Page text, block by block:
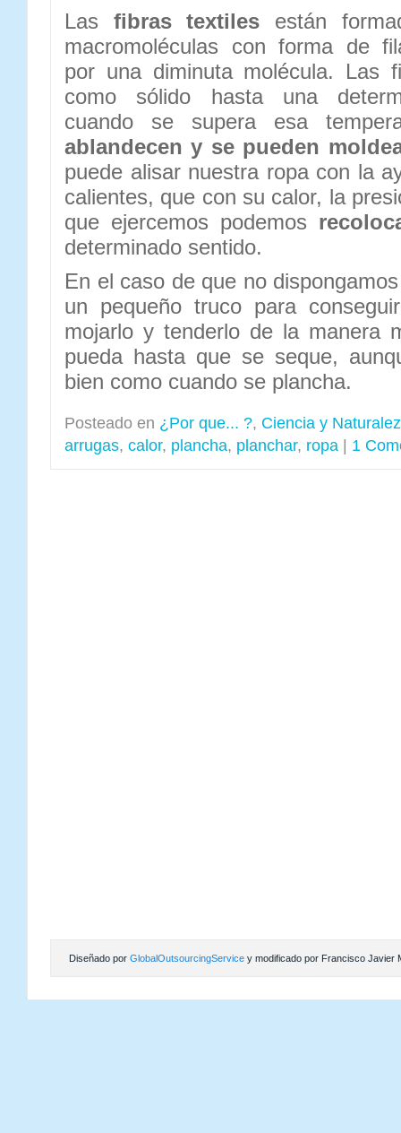
Las fibras textiles están
macromoléculas con forma de
por una diminuta molécula. Las
como sólido hasta una
cuando se supera esa
ablandecen y se pueden
puede alisar nuestra ropa con la
calientes, que con su calor, la
que ejercemos podemos
determinado sentido.
En el caso de que no
un pequeño truco para
mojarlo y tenderlo de la manera
pueda hasta que se seque,
bien como cuando se plancha.
Posteado en ¿Por que... ?, Ciencia y
arrugas, calor, plancha, planchar, ropa 1
Diseñado por GlobalOutsourcingService y modificado por Francisco Javier